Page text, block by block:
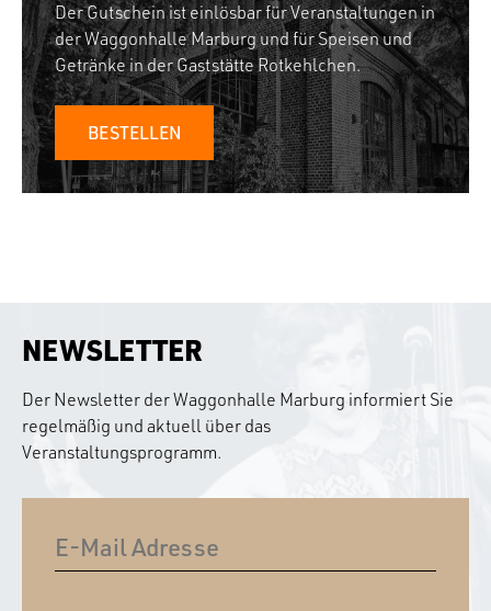
Der Gutschein ist einlösbar für Veranstaltungen in
der Waggonhalle Marburg und für Speisen und
Getränke in der Gaststätte Rotkehlchen.
BESTELLEN
NEWSLETTER
Der Newsletter der Waggonhalle Marburg informiert Sie
regelmäßig und aktuell über das
Veranstaltungsprogramm.